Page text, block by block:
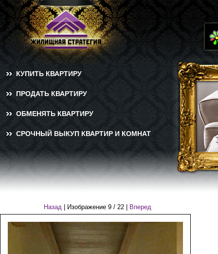
КУПИТЬ КВАРТИРУ
ПРОДАТЬ КВАРТИРУ
ОБМЕНЯТЬ КВАРТИРУ
СРОЧНЫЙ ВЫКУП КВАРТИР И КОМНАТ
Назад | Изображение9 /22 Вперед